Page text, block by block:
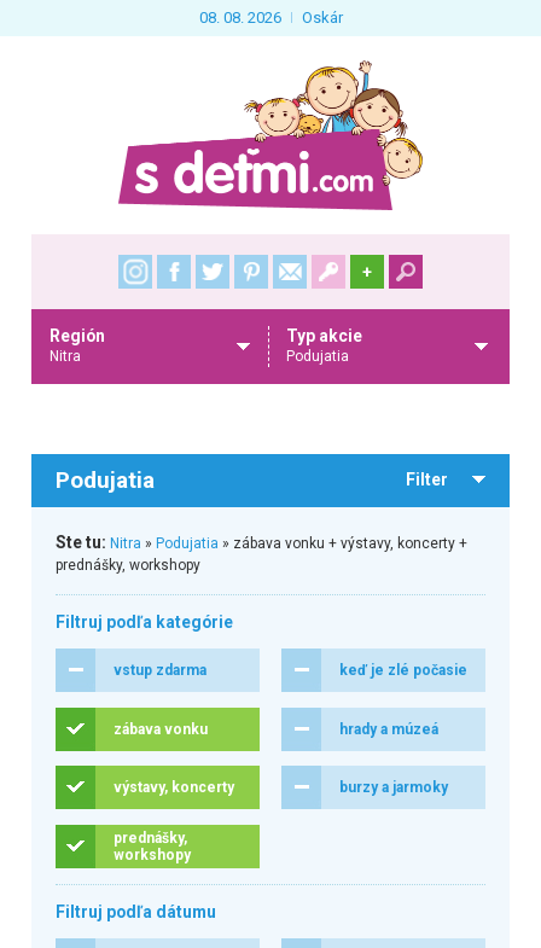
08. 08. 2026 Oskár
+
Región
Nitra
Typ akcie
Podujatia
Podujatia Filter
Ste tu: Nitra » Podujatia » zábava vonku + výstavy, koncerty +
prednášky, workshopy
Filtruj podľa kategórie
vstup zdarma keď je zlé počasie
zábava vonku hrady a múzeá
výstavy, koncerty burzy a jarmoky
prednášky,
workshopy
Filtruj podľa dátumu